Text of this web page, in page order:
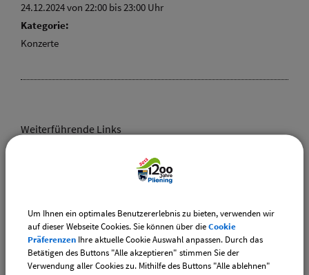
24.12.2024 von 22:00 bis 23:00 Uhr
Kategorie:
Konzerte
Weiterführende Links
CSU-Ortshauptversammlung
Downloads
Den gewählten Termin als VCS-Kalenderdatei
downloaden
Um Ihnen ein optimales Benutzererlebnis zu bieten, verwenden wir
auf dieser Webseite Cookies. Sie können über dieCookie
Präferenzen Ihre aktuelle Cookie Auswahl anpassen. Durch das
Betätigen des Buttons "Alle akzeptieren" stimmen Sie der
Verwendung aller Cookies zu. Mithilfe des Buttons "Alle ablehnen"